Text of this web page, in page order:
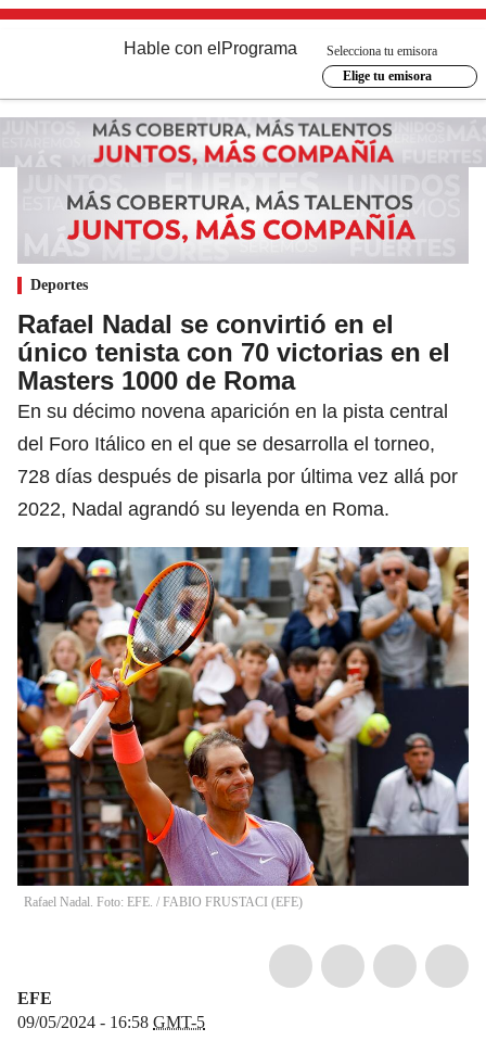
Hable con el Programa
Selecciona tu emisora
Elige tu emisora
Deportes
Rafael Nadal se convirtió en el
único tenista con 70 victorias en el
Masters 1000 de Roma
En su décimo novena aparición en la pista central
del Foro Itálico en el que se desarrolla el torneo,
728 días después de pisarla por última vez allá por
2022, Nadal agrandó su leyenda en Roma.
Rafael Nadal. Foto: EFE. / FABIO FRUSTACI (EFE)
EFE
09/05/2024 - 16:58 GMT-5